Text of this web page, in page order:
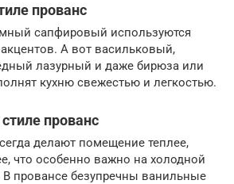
прованс
сапфировый используются
А вот васильковый,
лазурный и даже бирюза или
кухню свежестью и легкостью.
прованс
делают помещение теплее,
что особенно важно на холодной
В провансе безупречны ванильные